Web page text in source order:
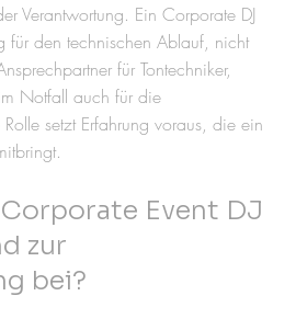
Verantwortung. Ein Corporate DJ
für den technischen Ablauf, nicht
für Tontechniker,
Notfall auch für die
setzt Erfahrung voraus, die ein
Event DJ
zur
bei?